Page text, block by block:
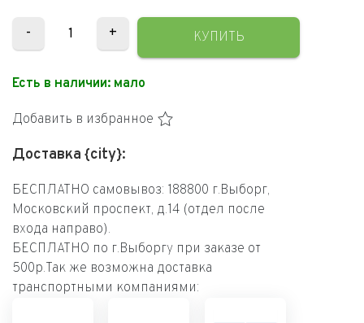
- + КУПИТЬ
Есть в наличии: мало
Добавить в избранное
Доставка {city}:
БЕСПЛАТНО самовывоз: 188800 г.Выборг,
Московский проспект, д.14 (отдел после
входа направо).
БЕСПЛАТНО по г.Выборгу при заказе от
500р.Так же возможна доставка
транспортными компаниями: